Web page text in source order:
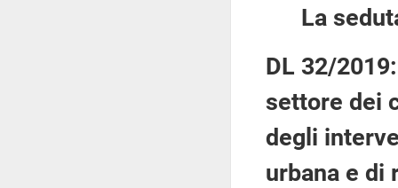
La
DL 32/
settore dei
degli
urbana e di